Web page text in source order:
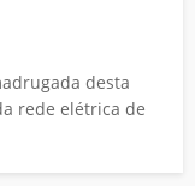
desta
rede elétrica de